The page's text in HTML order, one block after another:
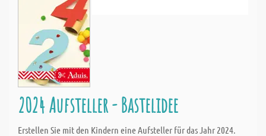
2024 Aufsteller - Bastelidee
Erstellen Sie mit den Kindern eine Aufsteller für das Jahr 2024.